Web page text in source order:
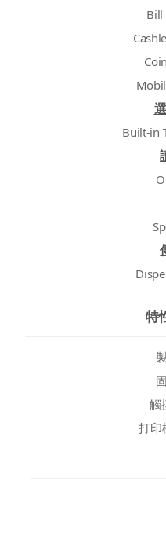
Bill
Built-in
特
觸
打印